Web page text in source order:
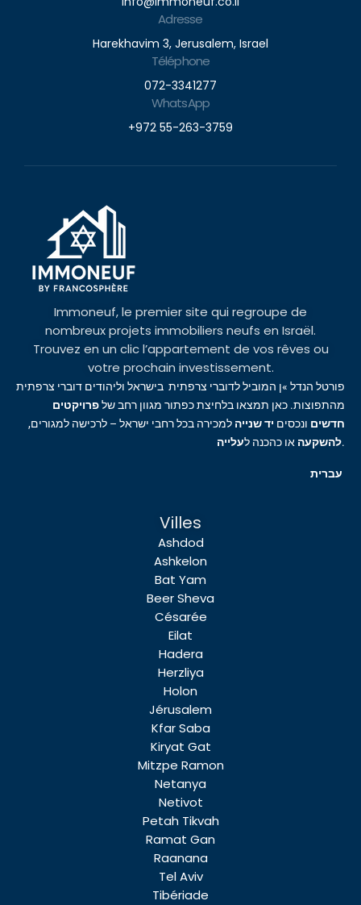
Adresse
Harekhavim 3, Jerusalem, Israel
Téléphone
072-3341277
WhatsApp
+972 55-263-3759
Immoneuf, le premier site qui regroupe de
nombreux projets immobiliers neufs en Israël.
Trouvez en un clic l’appartement de vos rêves ou
votre prochain investissement.
פורטל הנדל »ן המוביל לדוברי צרפתית בישראל וליהודים דוברי צרפתית
מהתפוצות. כאן תמצאו בלחיצת כפתור מגוון רחב שלפרויקטים
חדשים ונכסים יד שנייה למכירה בכל רחבי ישראל – לרכישה למגורים,
להשקעה או כהכנה לעלייה .
Villes
Ashdod
Ashkelon
Bat Yam
Beer Sheva
Césarée
Eilat
Hadera
Herzliya
Holon
Jérusalem
Kfar Saba
Kiryat Gat
Mitzpe Ramon
Netanya
Netivot
Petah Tikvah
Ramat Gan
Raanana
Tel Aviv
Tibériade